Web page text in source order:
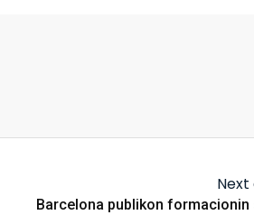
Barcelona publikon formacionin